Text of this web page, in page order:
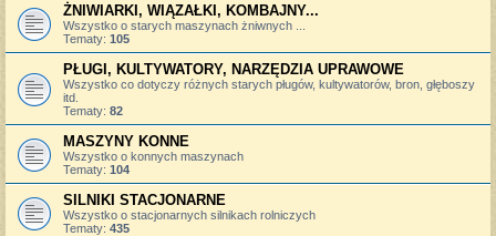
ŻNIWIARKI, WIĄZAŁKI, KOMBAJNY...
Wszystko o starych maszynach żniwnych ...
Tematy: 105
PŁUGI, KULTYWATORY, NARZĘDZIA UPRAWOWE
Wszystko co dotyczy różnych starych pługów, kultywatorów, bron, głęboszy
itd.
Tematy: 82
MASZYNY KONNE
Wszystko o konnych maszynach
Tematy: 104
SILNIKI STACJONARNE
Wszystko o stacjonarnych silnikach rolniczych
Tematy: 435